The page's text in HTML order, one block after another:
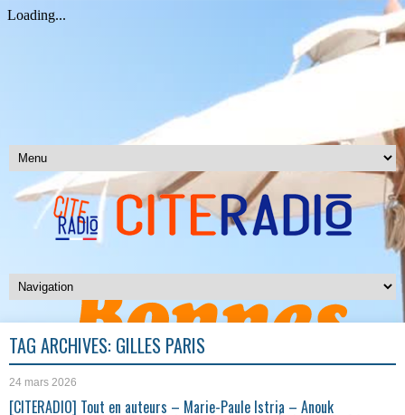
TAG ARCHIVES: GILLES PARIS
24 mars 2026
[CITERADIO] Tout en auteurs – Marie-Paule Istria – Anouk